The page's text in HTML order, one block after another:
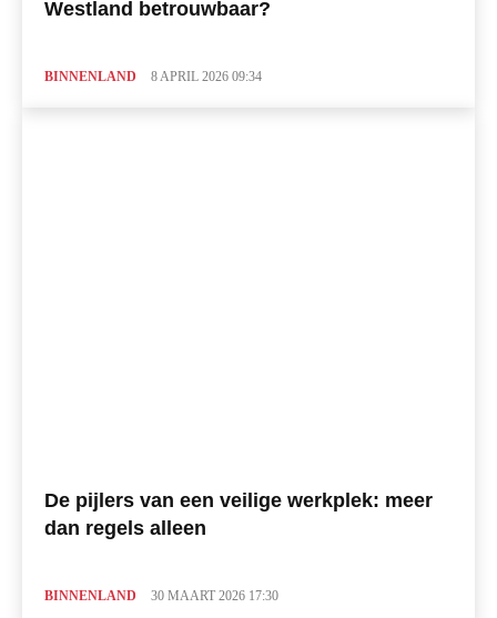
Westland betrouwbaar?
BINNENLAND 8 APRIL 2026 09:34
De pijlers van een veilige werkplek: meer
dan regels alleen
BINNENLAND 30 MAART 2026 17:30